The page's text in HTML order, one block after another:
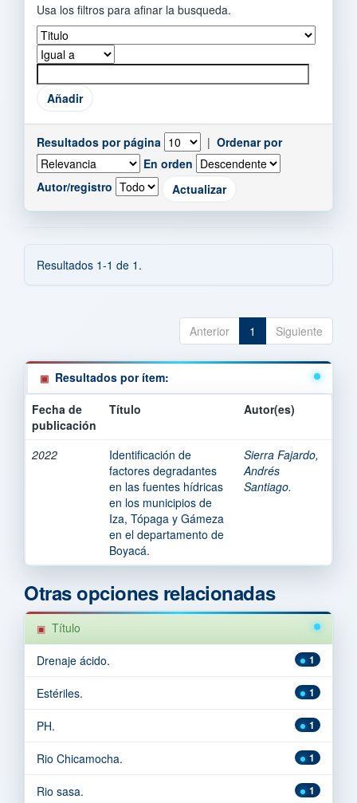
Usa los filtros para afinar la busqueda.
Resultados por página | Ordenar por
En orden
Autor/registro
Resultados 1-1 de 1.
Anterior 1 Siguiente
Resultados por ítem:
Fecha de
publicación
Título Autor(es)
2022
Identificación de
factores degradantes
en las fuentes hídricas
en los municipios de
Iza, Tópaga y Gámeza
en el departamento de
Boyacá.
Sierra Fajardo,
Andrés
Santiago.
Otras opciones relacionadas
Título
1
Drenaje ácido.
1
Estériles.
1
PH.
1
Rio Chicamocha.
1
Rio sasa.